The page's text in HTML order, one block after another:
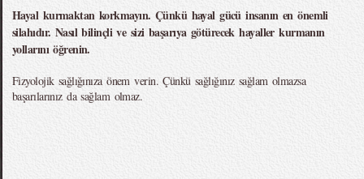
Hayal kurmaktan korkmayın. Çünkü hayal gücü insanın en önemli
silahıdır. Nasıl bilinçli ve sizi başarıya götürecek hayaller kurmanın
yollarını öğrenin.
Fizyolojik sağlığınıza önem verin. Çünkü sağlığınız sağlam olmazsa
başarılarınız da sağlam olmaz.